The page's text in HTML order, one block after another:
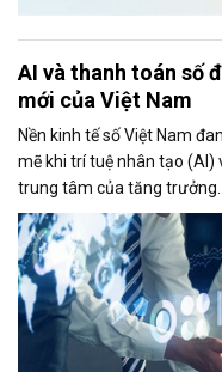
AI và thanh toán số
mới của Việt Nam
Nền kinh tế số Việt Nam
mẽ khi trí tuệ nhân tạo
trung tâm của tăng
mốc 39 tỷ USD trong năm
trong những điểm sáng
nghệ, tốc độ số hóa và
mới.